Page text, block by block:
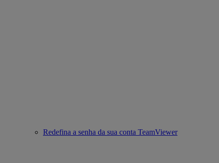
Redefina a senha da sua conta TeamViewer